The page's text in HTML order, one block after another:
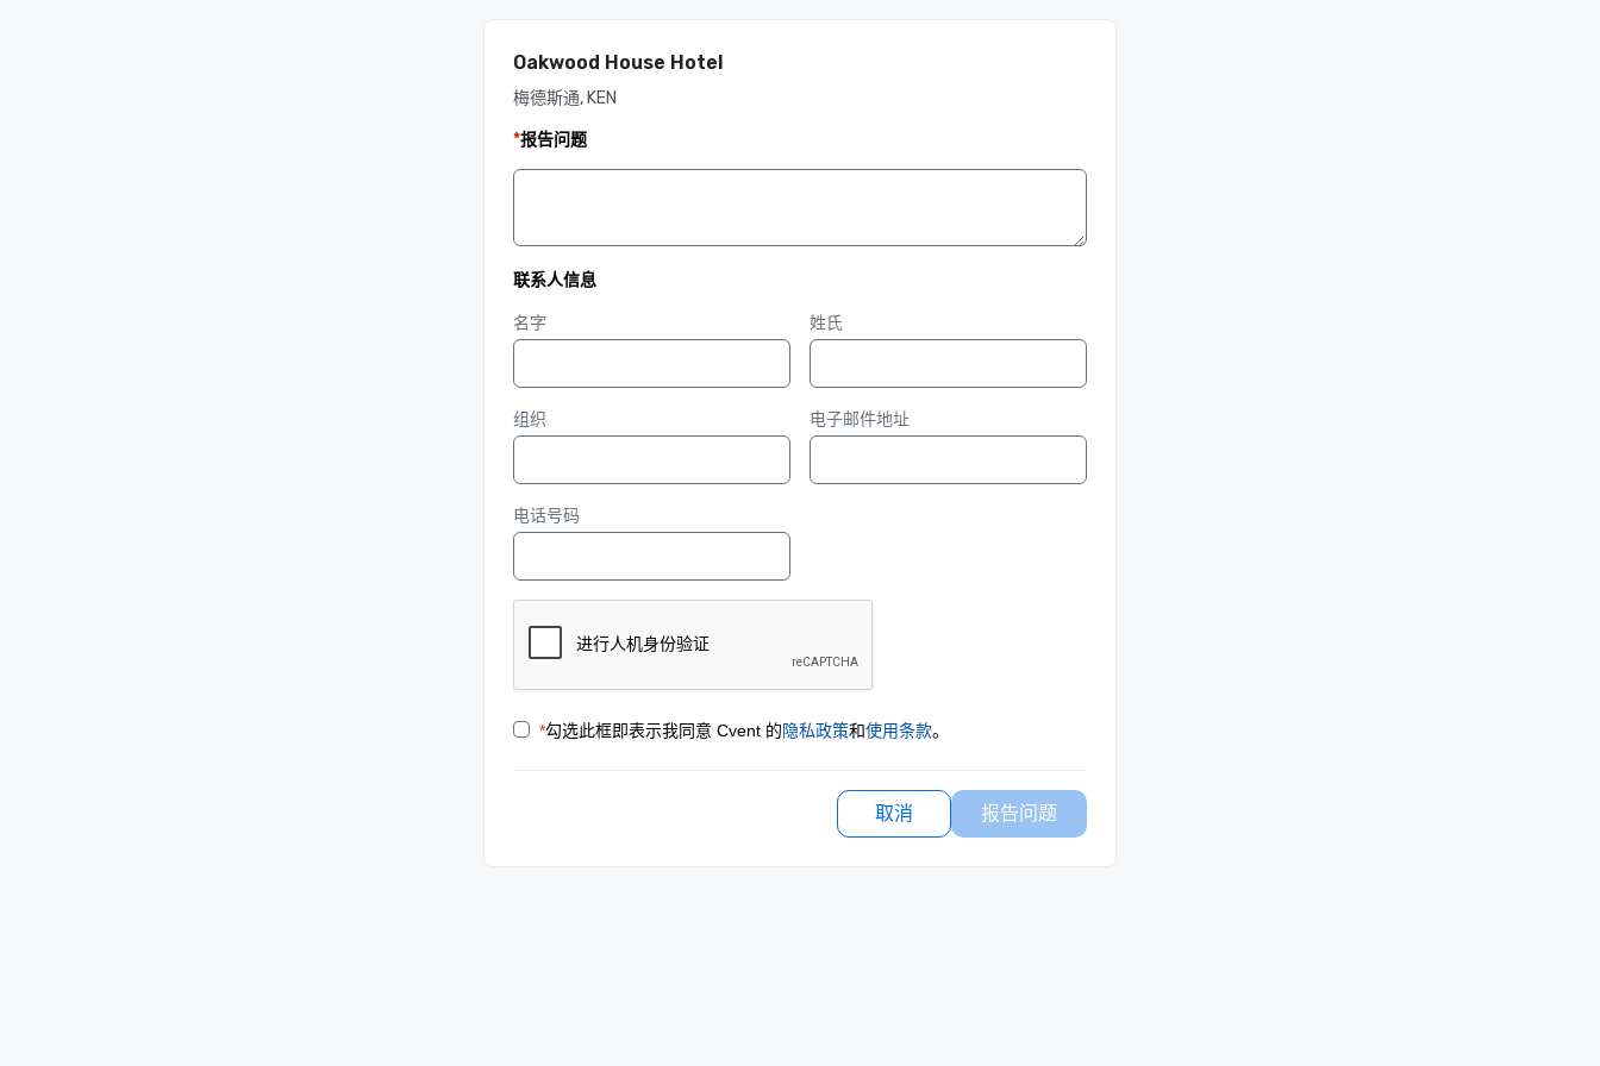
Oakwood House Hotel
梅德斯通, KEN
*报告问题
联系人信息
名字 姓氏
组织 电子邮件地址
电话号码
*勾选此框即表示我同意 Cvent 的隐私政策和使用条款。
取消 报告问题